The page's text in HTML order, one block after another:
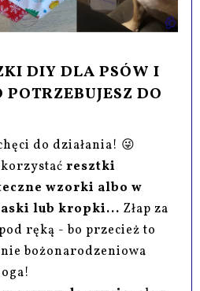
DIY DLA PSÓW I
DO
do działania! 😜
resztki
wzorki albo w
lub kropki... Złap za
ręką - bo przecież to
bożonarodzeniowa